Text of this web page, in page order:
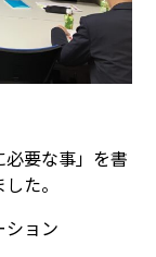
要な事」を書
た。
ション